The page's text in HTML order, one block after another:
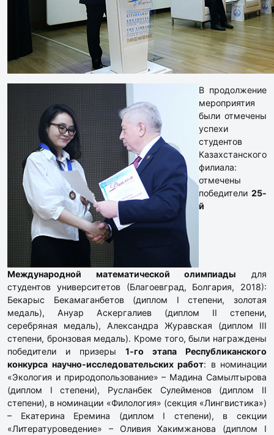
В продолжение
мероприятия
были отмечены
успехи
студентов
Казахстанского
филиала:
отмечены
победители 25-
й
Международной математической олимпиады для
студентов университетов (Благоевград, Болгария, 2018):
Бекарыс Бекамаганбетов (диплом I степени, золотая
медаль), Ануар Аскергалиев (диплом II степени,
серебряная медаль), Александра Журавская (диплом III
степени, бронзовая медаль). Кроме того, были награждены
победители и призеры 1-го этапа Республиканского
конкурса научно-исследовательских работ: в номинации
«Экология и природопользование» – Мадина Самылтырова
(диплом I степени), Русланбек Сулейменов (диплом II
степени), в номинации «Филология» (секция «Лингвистика»)
– Екатерина Еремина (диплом I степени), в секции
«Литературоведение» – Оливия Хакимжанова (диплом I